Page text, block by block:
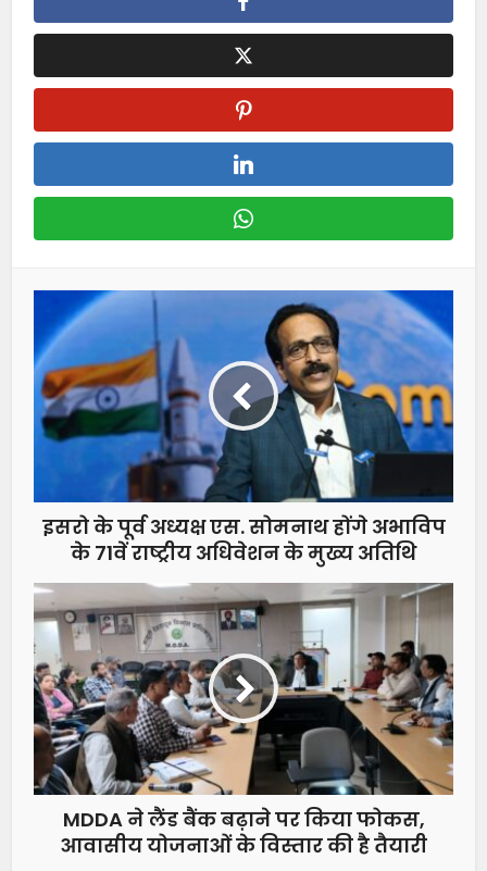
इसरो के पूर्व अध्यक्ष एस. सोमनाथ होंगे अभाविप
के 71वें राष्ट्रीय अधिवेशन के मुख्य अतिथि
MDDA ने लैंड बैंक बढ़ाने पर किया फोकस,
आवासीय योजनाओं के विस्तार की है तैयारी